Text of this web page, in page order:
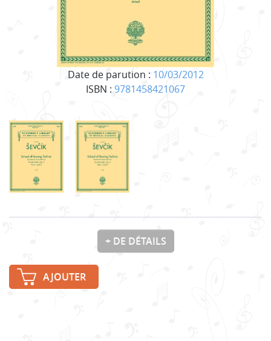
Date de parution : 10/03/2012
ISBN : 9781458421067
+ DE DÉTAILS
AJOUTER